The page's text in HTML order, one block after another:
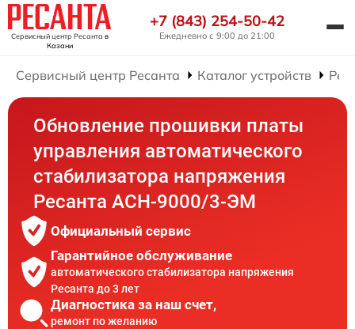
Сервисный центр Ресанта в
Казани
+7 (843) 254-50-42
Ежедневно с 9:00 до 21:00
Сервисный центр Ресанта Каталог устройств
Обновление прошивки платы
управления автоматического
стабилизатора напряжения
Ресанта АСН-9000/3-ЭМ
Официальный сервис
Гарантийное обслуживание
автоматического стабилизатора напряжения
Ресанта до 3 лет
Диагностика за наш счет,
ремонт по желанию